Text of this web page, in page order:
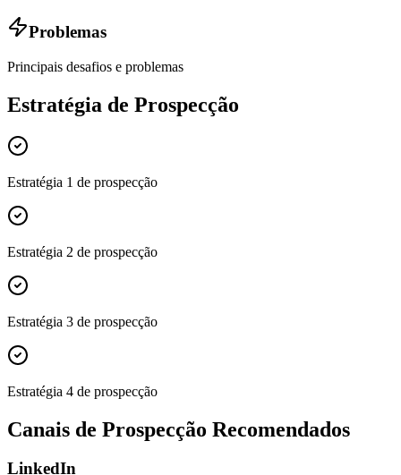
Problemas
Principais desafios e problemas
Estratégia de Prospecção
Estratégia 1 de prospecção
Estratégia 2 de prospecção
Estratégia 3 de prospecção
Estratégia 4 de prospecção
Canais de Prospecção Recomendados
LinkedIn